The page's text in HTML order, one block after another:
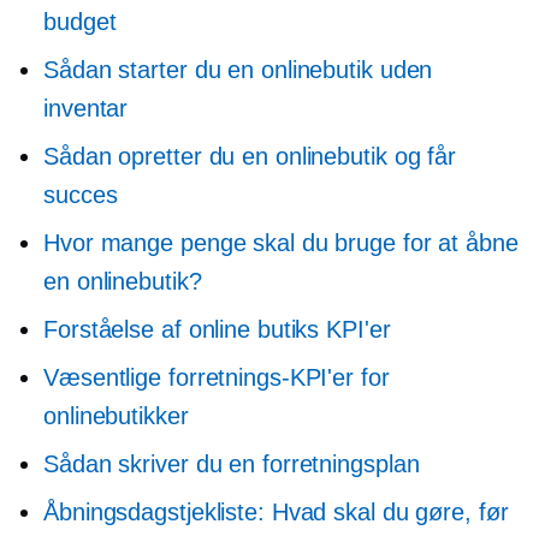
budget
Sådan starter du en onlinebutik uden
inventar
Sådan opretter du en onlinebutik og får
succes
Hvor mange penge skal du bruge for at åbne
en onlinebutik?
Forståelse af online butiks KPI'er
Væsentlige forretnings-KPI'er for
onlinebutikker
Sådan skriver du en forretningsplan
Åbningsdagstjekliste: Hvad skal du gøre, før